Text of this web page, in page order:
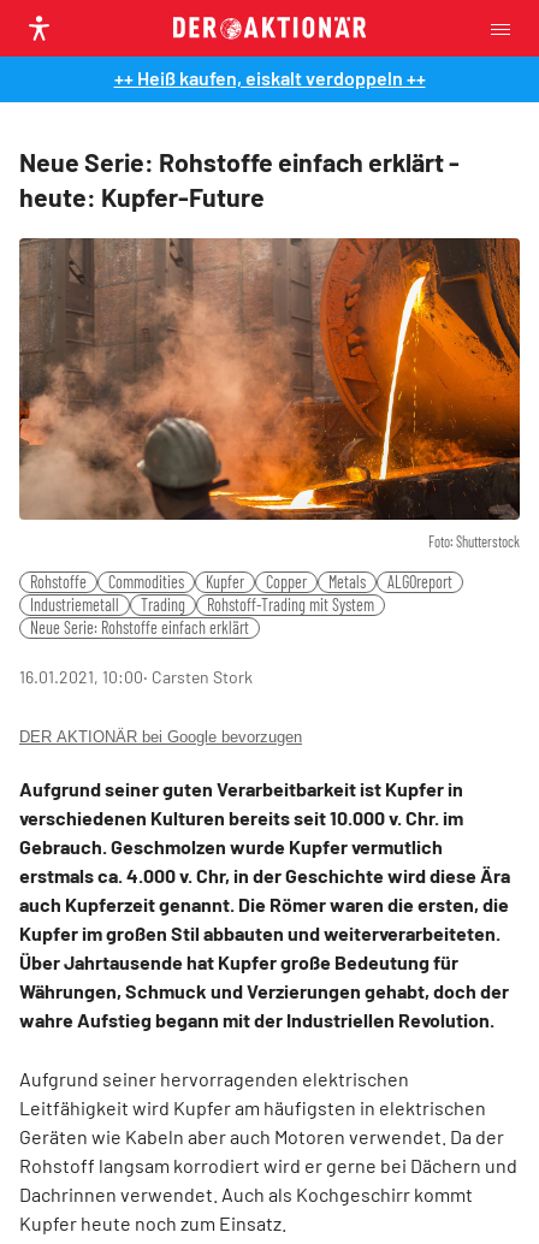
++ Heiß kaufen, eiskalt verdoppeln ++
Neue Serie: Rohstoffe einfach erklärt -
heute: Kupfer-Future
Foto: Shutterstock
Rohstoffe Commodities Kupfer Copper Metals
ALGOreport
Industriemetall
Trading
Rohstoff-Trading mit System
Neue Serie: Rohstoffe einfach erklärt
16.01.2021, 10:00‧ Carsten Stork
DER AKTIONÄR bei Google bevorzugen
Aufgrund seiner guten Verarbeitbarkeit ist Kupfer in
verschiedenen Kulturen bereits seit 10.000 v. Chr. im
Gebrauch. Geschmolzen wurde Kupfer vermutlich
erstmals ca. 4.000 v. Chr, in der Geschichte wird diese Ära
auch Kupferzeit genannt. Die Römer waren die ersten, die
Kupfer im großen Stil abbauten und weiterverarbeiteten.
Über Jahrtausende hat Kupfer große Bedeutung für
Währungen, Schmuck und Verzierungen gehabt, doch der
wahre Aufstieg begann mit der Industriellen Revolution.
Aufgrund seiner hervorragenden elektrischen
Leitfähigkeit wird Kupfer am häufigsten in elektrischen
Geräten wie Kabeln aber auch Motoren verwendet. Da der
Rohstoff langsam korrodiert wird er gerne bei Dächern und
Dachrinnen verwendet. Auch als Kochgeschirr kommt
Kupfer heute noch zum Einsatz.